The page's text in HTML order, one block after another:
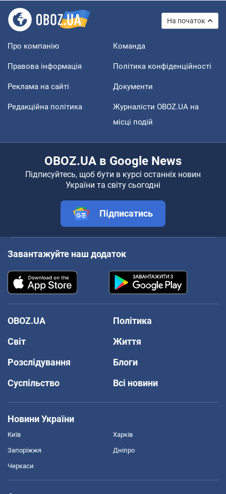
На початок
Про компанію Команда
Правова інформація Політика конфіденційності
Реклама на сайті Документи
Редакційна політика
Журналісти OBOZ.UA на
місці подій
OBOZ.UA в Google News
Підписуйтесь, щоб бути в курсі останніх новин
України та світу сьогодні
Підписатись
Завантажуйте наш додаток
OBOZ.UA
Політика
Світ
Життя
Розслідування
Блоги
Суспільство
Всі новини
Новини України
Київ Харків
Запоріжжя Дніпро
Черкаси